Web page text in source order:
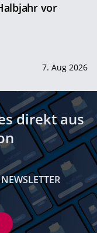
vor
7. Aug 2026
direkt aus